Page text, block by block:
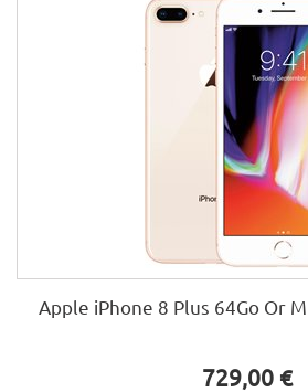
Apple iPhone 8 Plus 64Go Or
729,00 €